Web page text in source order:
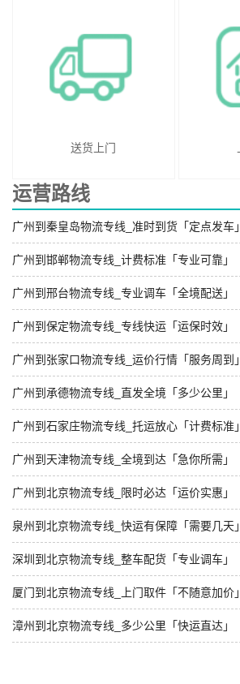
送货上门
运营路线
广州到秦皇岛物流专线_准时到货「定点发车」
广州到邯郸物流专线_计费标准「专业可靠」
广州到邢台物流专线_专业调车「全境配送」
广州到保定物流专线_专线快运「运保时效」
广州到张家口物流专线_运价行情「服务周到」
广州到承德物流专线_直发全境「多少公里」
广州到石家庄物流专线_托运放心「计费标准」
广州到天津物流专线_全境到达「急你所需」
广州到北京物流专线_限时必达「运价实惠」
泉州到北京物流专线_快运有保障「需要几天」
深圳到北京物流专线_整车配货「专业调车」
厦门到北京物流专线_上门取件「不随意加价」
漳州到北京物流专线_多少公里「快运直达」